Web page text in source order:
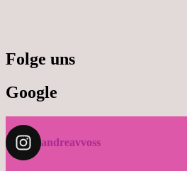
Folge uns
Google
andreavvoss